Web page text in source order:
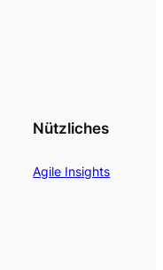
Nützliches
Agile Insights